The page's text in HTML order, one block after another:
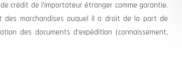
crédit de l’importateur étranger comme garantie.
des marchandises auquel il a droit de la part de
des documents d’expédition (connaissement,